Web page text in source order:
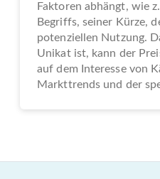
Faktoren abhängt, wie
Begriffs, seiner Kürze,
potenziellen Nutzung.
Unikat ist, kann der
auf dem Interesse von
Markttrends und der